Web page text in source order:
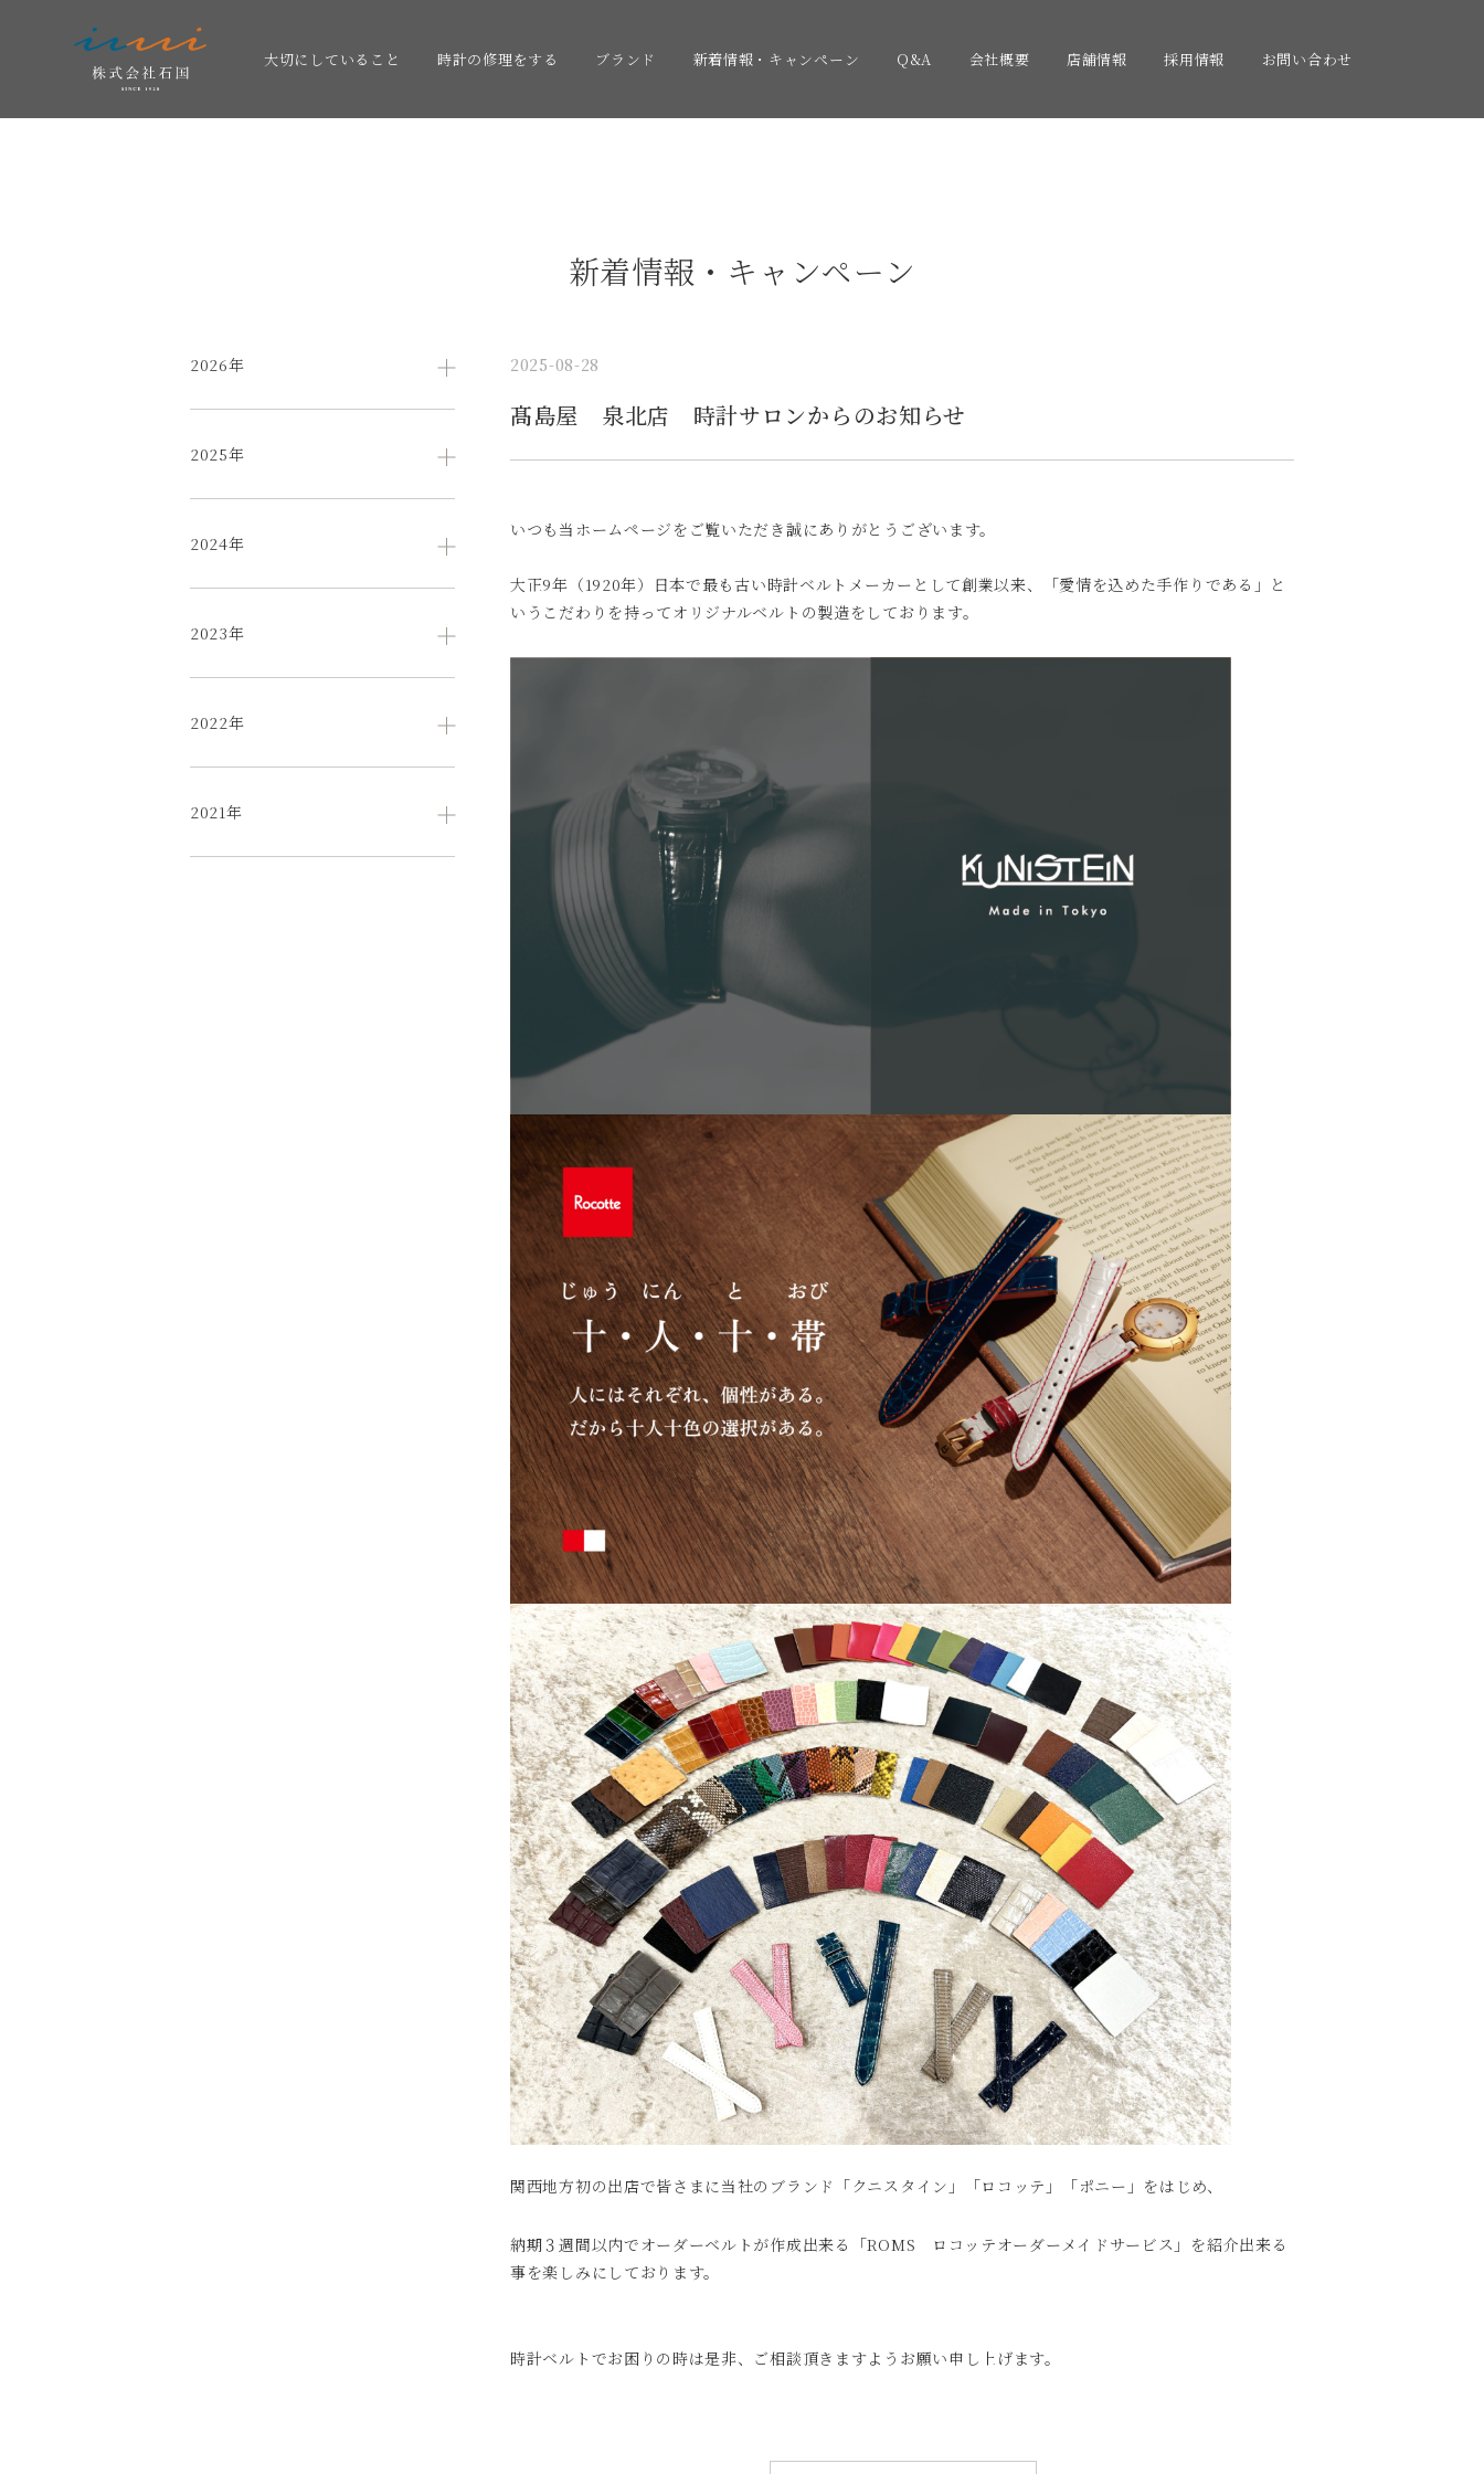
大切にしていること 時計の修理をする ブランド 新着情報・キャンペーン Q&A 会社概要 店舗情報 採用情報 お問い合わせ
新着情報・キャンペーン
2025-08-28
髙島屋 泉北店 時計サロンからのお知らせ
いつも当ホームページをご覧いただき誠にありがとうございます。
大正9年（1920年）日本で最も古い時計ベルトメーカーとして創業以来、「愛情を込めた手作りである」と
いうこだわりを持ってオリジナルベルトの製造をしております。
関西地方初の出店で皆さまに当社のブランド「クニスタイン」「ロコッテ」「ポニー」をはじめ、
納期３週間以内でオーダーベルトが作成出来る「ROMS ロコッテオーダーメイドサービス」を紹介出来る
事を楽しみにしております。
時計ベルトでお困りの時は是非、ご相談頂きますようお願い申し上げます。
2026年
2025年
2024年
2023年
2022年
2021年